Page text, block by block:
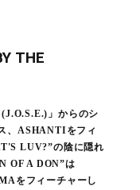
THE
」からのシ
、ASHANTIをフィ
LUV?”の陰に隠れ
OF A DON”は
をフィーチャーし